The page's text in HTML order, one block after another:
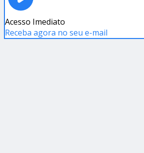
Acesso Imediato
Receba agora no seu e-mail